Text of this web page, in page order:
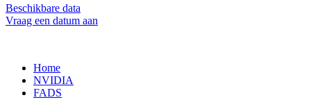
Beschikbare data
Vraag een datum aan
Home
NVIDIA
FADS